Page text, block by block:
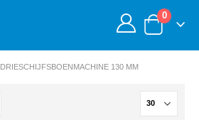
0
DRIESCHIJFSBOENMACHINE 130 MM